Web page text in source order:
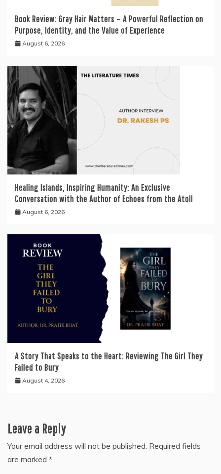
Book Review: Gray Hair Matters – A Powerful Reflection on
Purpose, Identity, and the Value of Experience
August 6, 2026
Healing Islands, Inspiring Humanity: An Exclusive
Conversation with the Author of Echoes from the Atoll
August 6, 2026
A Story That Speaks to the Heart: Reviewing The Girl They
Failed to Bury
August 4, 2026
Leave a Reply
Your email address will not be published. Required fields
are marked *